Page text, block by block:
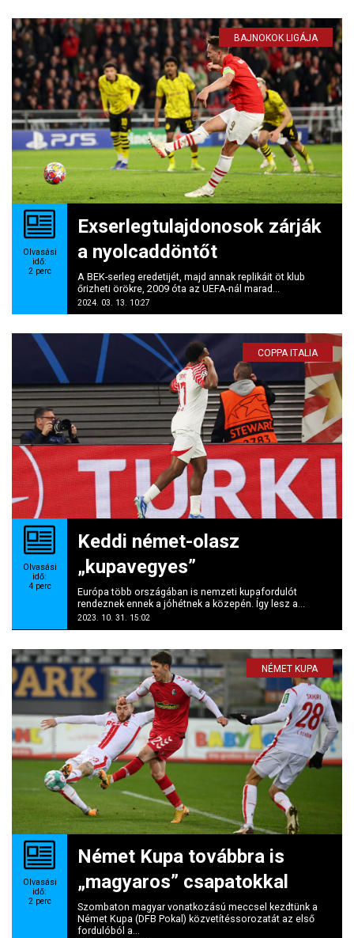
BAJNOKOK LIGÁJA
Olvasási
idő:
2 perc
Exserlegtulajdonosok zárják
a nyolcaddöntőt
A BEK-serleg eredetijét, majd annak replikáit öt klub
őrizheti örökre, 2009 óta az UEFA-nál marad...
2024. 03. 13. 10:27
COPPA ITALIA
Olvasási
idő:
4 perc
Keddi német-olasz
„kupavegyes”
Európa több országában is nemzeti kupafordulót
rendeznek ennek a jóhétnek a közepén. Így lesz a...
2023. 10. 31. 15:02
NÉMET KUPA
Olvasási
idő:
2 perc
Német Kupa továbbra is
„magyaros” csapatokkal
Szombaton magyar vonatkozású meccsel kezdtünk a
Német Kupa (DFB Pokal) közvetítéssorozatát az első
fordulóból a...